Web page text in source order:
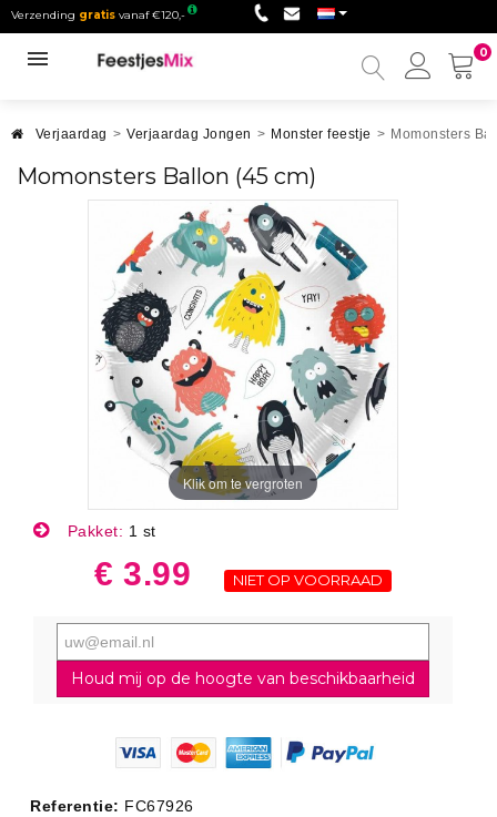
Verzending gratis vanaf €120,-
0
Mijn
Verjaardag > Verjaardag Jongen > Monster feestje > Momonsters
Momonsters Ballon (45 cm)
Klik om te vergroten
Pakket: 1 st
€ 3.99 NIET OP VOORRAAD
Houd mij op de hoogte van beschikbaarheid
Referentie: FC67926